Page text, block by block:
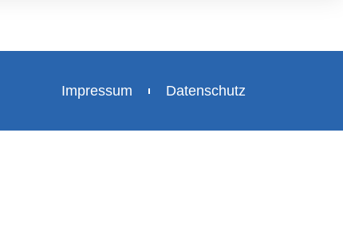
Impressum Datenschutz